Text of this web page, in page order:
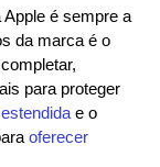
é sempre a
da marca é o
para proteger
e o
oferecer